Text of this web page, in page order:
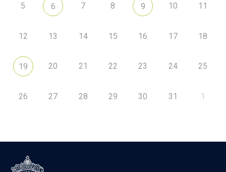
5 6 7 8 9 10 11
12 13 14 15 16 17 18
19 20 21 22 23 24 25
26 27 28 29 30 31 1